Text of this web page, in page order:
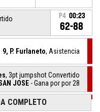
P4 00:23
62-88
9, P. Furlaneto, Asistencia
, 3pt jumpshot Convertido
JOSE - Gana por por 28
Y. Prato, Rebote defensivo
COMPLETO